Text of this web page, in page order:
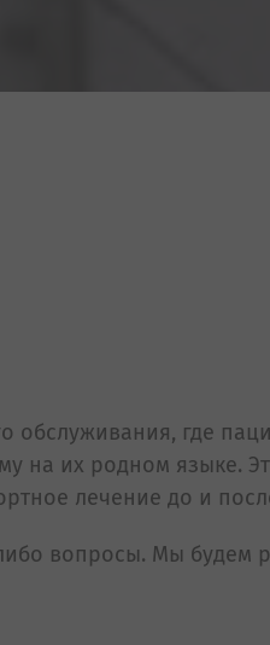
обслуживания, где
на их родном языке.
лечение до и
вопросы. Мы будем